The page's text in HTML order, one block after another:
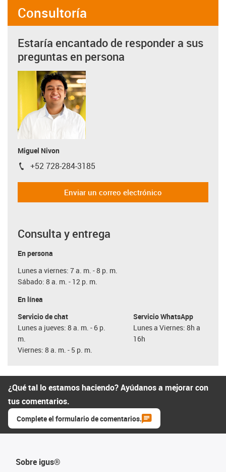
Consultoría
Estaría encantado de responder a sus
preguntas en persona
Miguel Nivon
igus-icon-phone
+52 728-284-3185
Enviar un correo electrónico
Consulta y entrega
En persona
Lunes a viernes: 7 a. m. - 8 p. m.
Sábado: 8 a. m. - 12 p. m.
En línea
Servicio de chat
Lunes a jueves: 8 a. m. - 6 p.
m.
Viernes: 8 a. m. - 5 p. m.
Servicio WhatsApp
Lunes a Viernes: 8h a
16h
¿Qué tal lo estamos haciendo? Ayúdanos a mejorar con
tus comentarios.
Complete el formulario de comentarios.
Sobre igus®